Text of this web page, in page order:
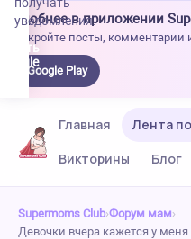
Удобнее в приложении
Откройте посты, комментарии
Google Play
уведомления.
Главная
Лента
Викторины
Блог
Supermoms Club›Форум мам›
Девочки вчера кажется у